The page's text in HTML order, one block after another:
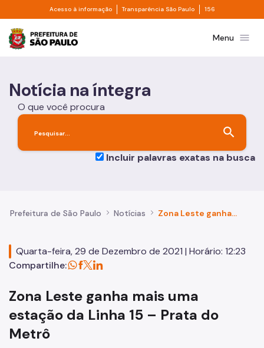
Pular para o Conteúdo principal
Acesso à informação Divisor de acesso à informação
Transparência São Paulo Divisor de
156
Prefeitura de São PauloMenu menu
Notícia na íntegra
O que você procura
search
Incluir palavras exatas na busca
Prefeitura de São Paulo Notícias Zona Leste ganha mais uma estação da Linha 15 – Prata do Metrô
Quarta-feira, 29 de Dezembro de 2021 | Horário: 12:23
Compartilhe:
Zona Leste ganha mais uma
estação da Linha 15 – Prata do
Metrô